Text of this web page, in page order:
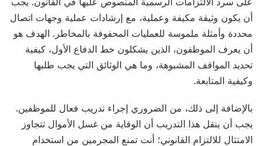
أن يكون وثيقة مكيفة وعملية، مع إرشادات عملية وجهات اتصال
محددة وأمثلة ملموسة للعمليات المحفوفة بالمخاطر. الهدف هو
أن يعرف الموظفون، الذين يشكلون خط الدفاع الأول، كيفية
تحديد المواقف المشبوهة، وما هي الوثائق التي يجب طلبها
وكيفية المتابعة.
بالإضافة إلى ذلك، من الضروري إجراء تدريب فعال للموظفين.
يجب أن ينقل هذا التدريب أن الوقاية من غسل الأموال تتجاوز
الامتثال للالتزام القانوني؛ أنت تمنع المجرمين من استخدام